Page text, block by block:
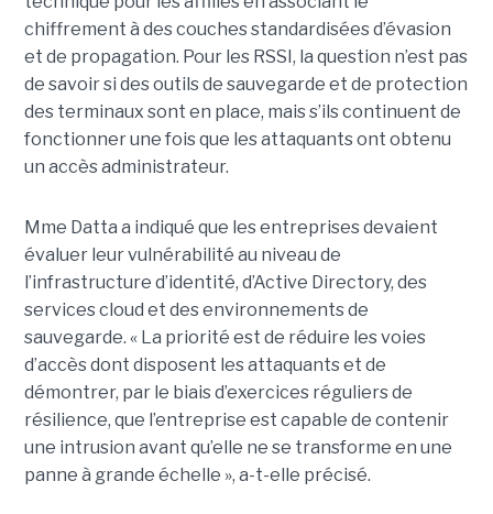
chiffrement à des couches standardisées d’évasion
et de propagation. Pour les RSSI, la question n’est pas
de savoir si des outils de sauvegarde et de protection
des terminaux sont en place, mais s’ils continuent de
fonctionner une fois que les attaquants ont obtenu
un accès administrateur.
Mme Datta a indiqué que les entreprises devaient
évaluer leur vulnérabilité au niveau de
l’infrastructure d’identité, d’Active Directory, des
services cloud et des environnements de
sauvegarde. « La priorité est de réduire les voies
d’accès dont disposent les attaquants et de
démontrer, par le biais d’exercices réguliers de
résilience, que l’entreprise est capable de contenir
une intrusion avant qu’elle ne se transforme en une
panne à grande échelle », a-t-elle précisé.